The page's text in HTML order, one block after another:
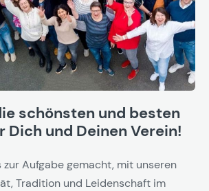
schönsten und besten
Dich und Deinen Verein!
zur Aufgabe gemacht, mit unseren
Tradition und Leidenschaft im